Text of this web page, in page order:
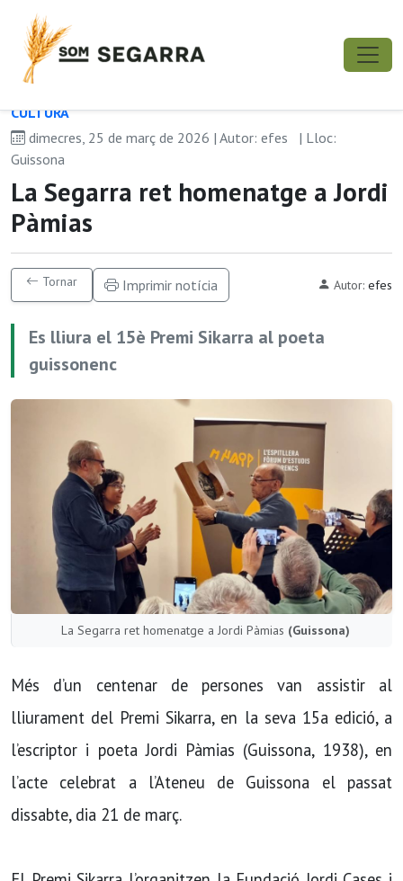
CULTURA
dimecres, 25 de març de 2026 | Autor: efes
| Lloc:
Guissona
La Segarra ret homenatge a Jordi
Pàmias
Tornar Imprimir notícia Autor: efes
Es lliura el 15è Premi Sikarra al poeta
guissonenc
La Segarra ret homenatge a Jordi Pàmias (Guissona)
Més d’un centenar de persones van assistir al
lliurament del Premi Sikarra, en la seva 15a edició, a
l’escriptor i poeta Jordi Pàmias (Guissona, 1938), en
l’acte celebrat a l’Ateneu de Guissona el passat
dissabte, dia 21 de març.